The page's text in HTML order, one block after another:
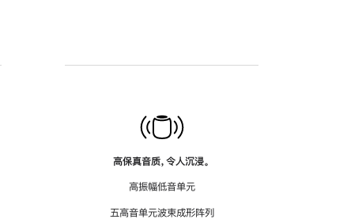
高保真音质，令人沉浸。
高振幅低音单元
五高音单元波束成形阵列